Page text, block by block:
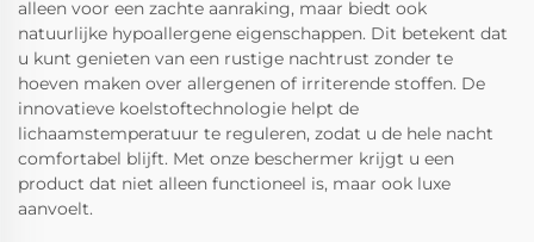
alleen voor een zachte aanraking, maar biedt ook
natuurlijke hypoallergene eigenschappen. Dit betekent dat
u kunt genieten van een rustige nachtrust zonder te
hoeven maken over allergenen of irriterende stoffen. De
innovatieve koelstoftechnologie helpt de
lichaamstemperatuur te reguleren, zodat u de hele nacht
comfortabel blijft. Met onze beschermer krijgt u een
product dat niet alleen functioneel is, maar ook luxe
aanvoelt.